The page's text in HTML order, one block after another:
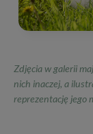
Zdjęcia w galerii
nich inaczej, a
reprezentację jego